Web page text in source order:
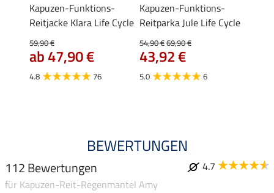
Kapuzen-Funktions-
Reitjacke Klara Life Cycle
59,90 €
ab 47,90 €
4.8 76
Kapuzen-Funktions-
Reitparka Jule Life Cycle
54,90 €69,90 €
43,92 €
5.0 6
BEWERTUNGEN
112 Bewertungen
4.7
für Kapuzen-Reit-Regenmantel Amy